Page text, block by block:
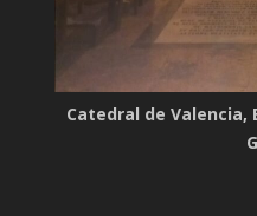
Catedral de Valencia,